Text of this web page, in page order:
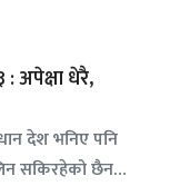
: अपेक्षा धेरै,
देश भनिए पनि
सकिरहेको छैन…